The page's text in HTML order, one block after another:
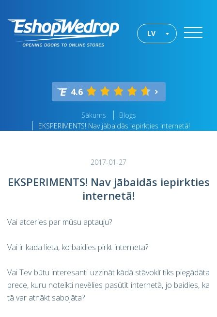
LV
4.6
Sākums
Blogs
EKSPERIMENTS! Nav jābaidās iepirkties internetā!
2017-01-27
EKSPERIMENTS! Nav jābaidās iepirkties
internetā!
Vai atceries par mūsu aptauju?
Vai ir kāda lieta, ko baidies pirkt internetā?
Vai Tev būtu interesanti uzzināt kādā stāvoklī tiks piegādāta
prece, kuru noteikti nevēlies pasūtīt internetā, jo baidies, ka
tā var atnākt sabojāta?